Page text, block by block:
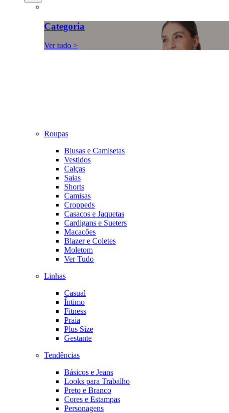
Categoria
Ver tudo >
Roupas
Blusas e Camisetas
Vestidos
Calças
Saias
Shorts
Camisas
Croppeds
Casacos e Jaquetas
Cardigans e Sueters
Macacões
Blazer e Coletes
Moletom
Ver Tudo
Linhas
Casual
Íntimo
Fitness
Praia
Plus Size
Gestante
Tendências
Básicos e Jeans
Looks para Trabalho
Preto e Branco
Cores e Estampas
Personagens